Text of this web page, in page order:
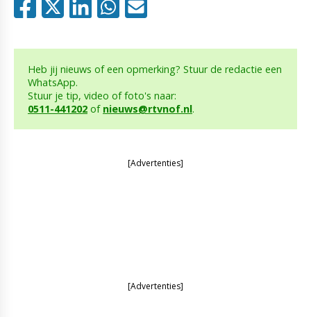
Heb jij nieuws of een opmerking? Stuur de redactie een
WhatsApp.
Stuur je tip, video of foto's naar:
0511-441202 of nieuws@rtvnof.nl.
[Advertenties]
[Advertenties]